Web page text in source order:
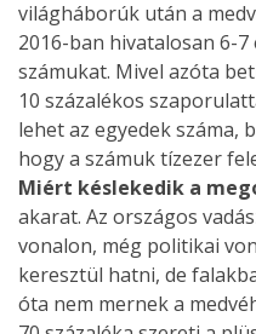
világháborúk után a
2016-ban hivatalosan 6-
számukat. Mivel azóta
10 százalékos
lehet az egyedek száma,
hogy a számuk tízezer
Miért késlekedik a
akarat. Az országos
vonalon, még politikai
keresztül hatni, de
óta nem mernek a